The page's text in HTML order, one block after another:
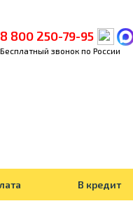
8 800 250-79-95
Бесплатный звонок по России
В кредит